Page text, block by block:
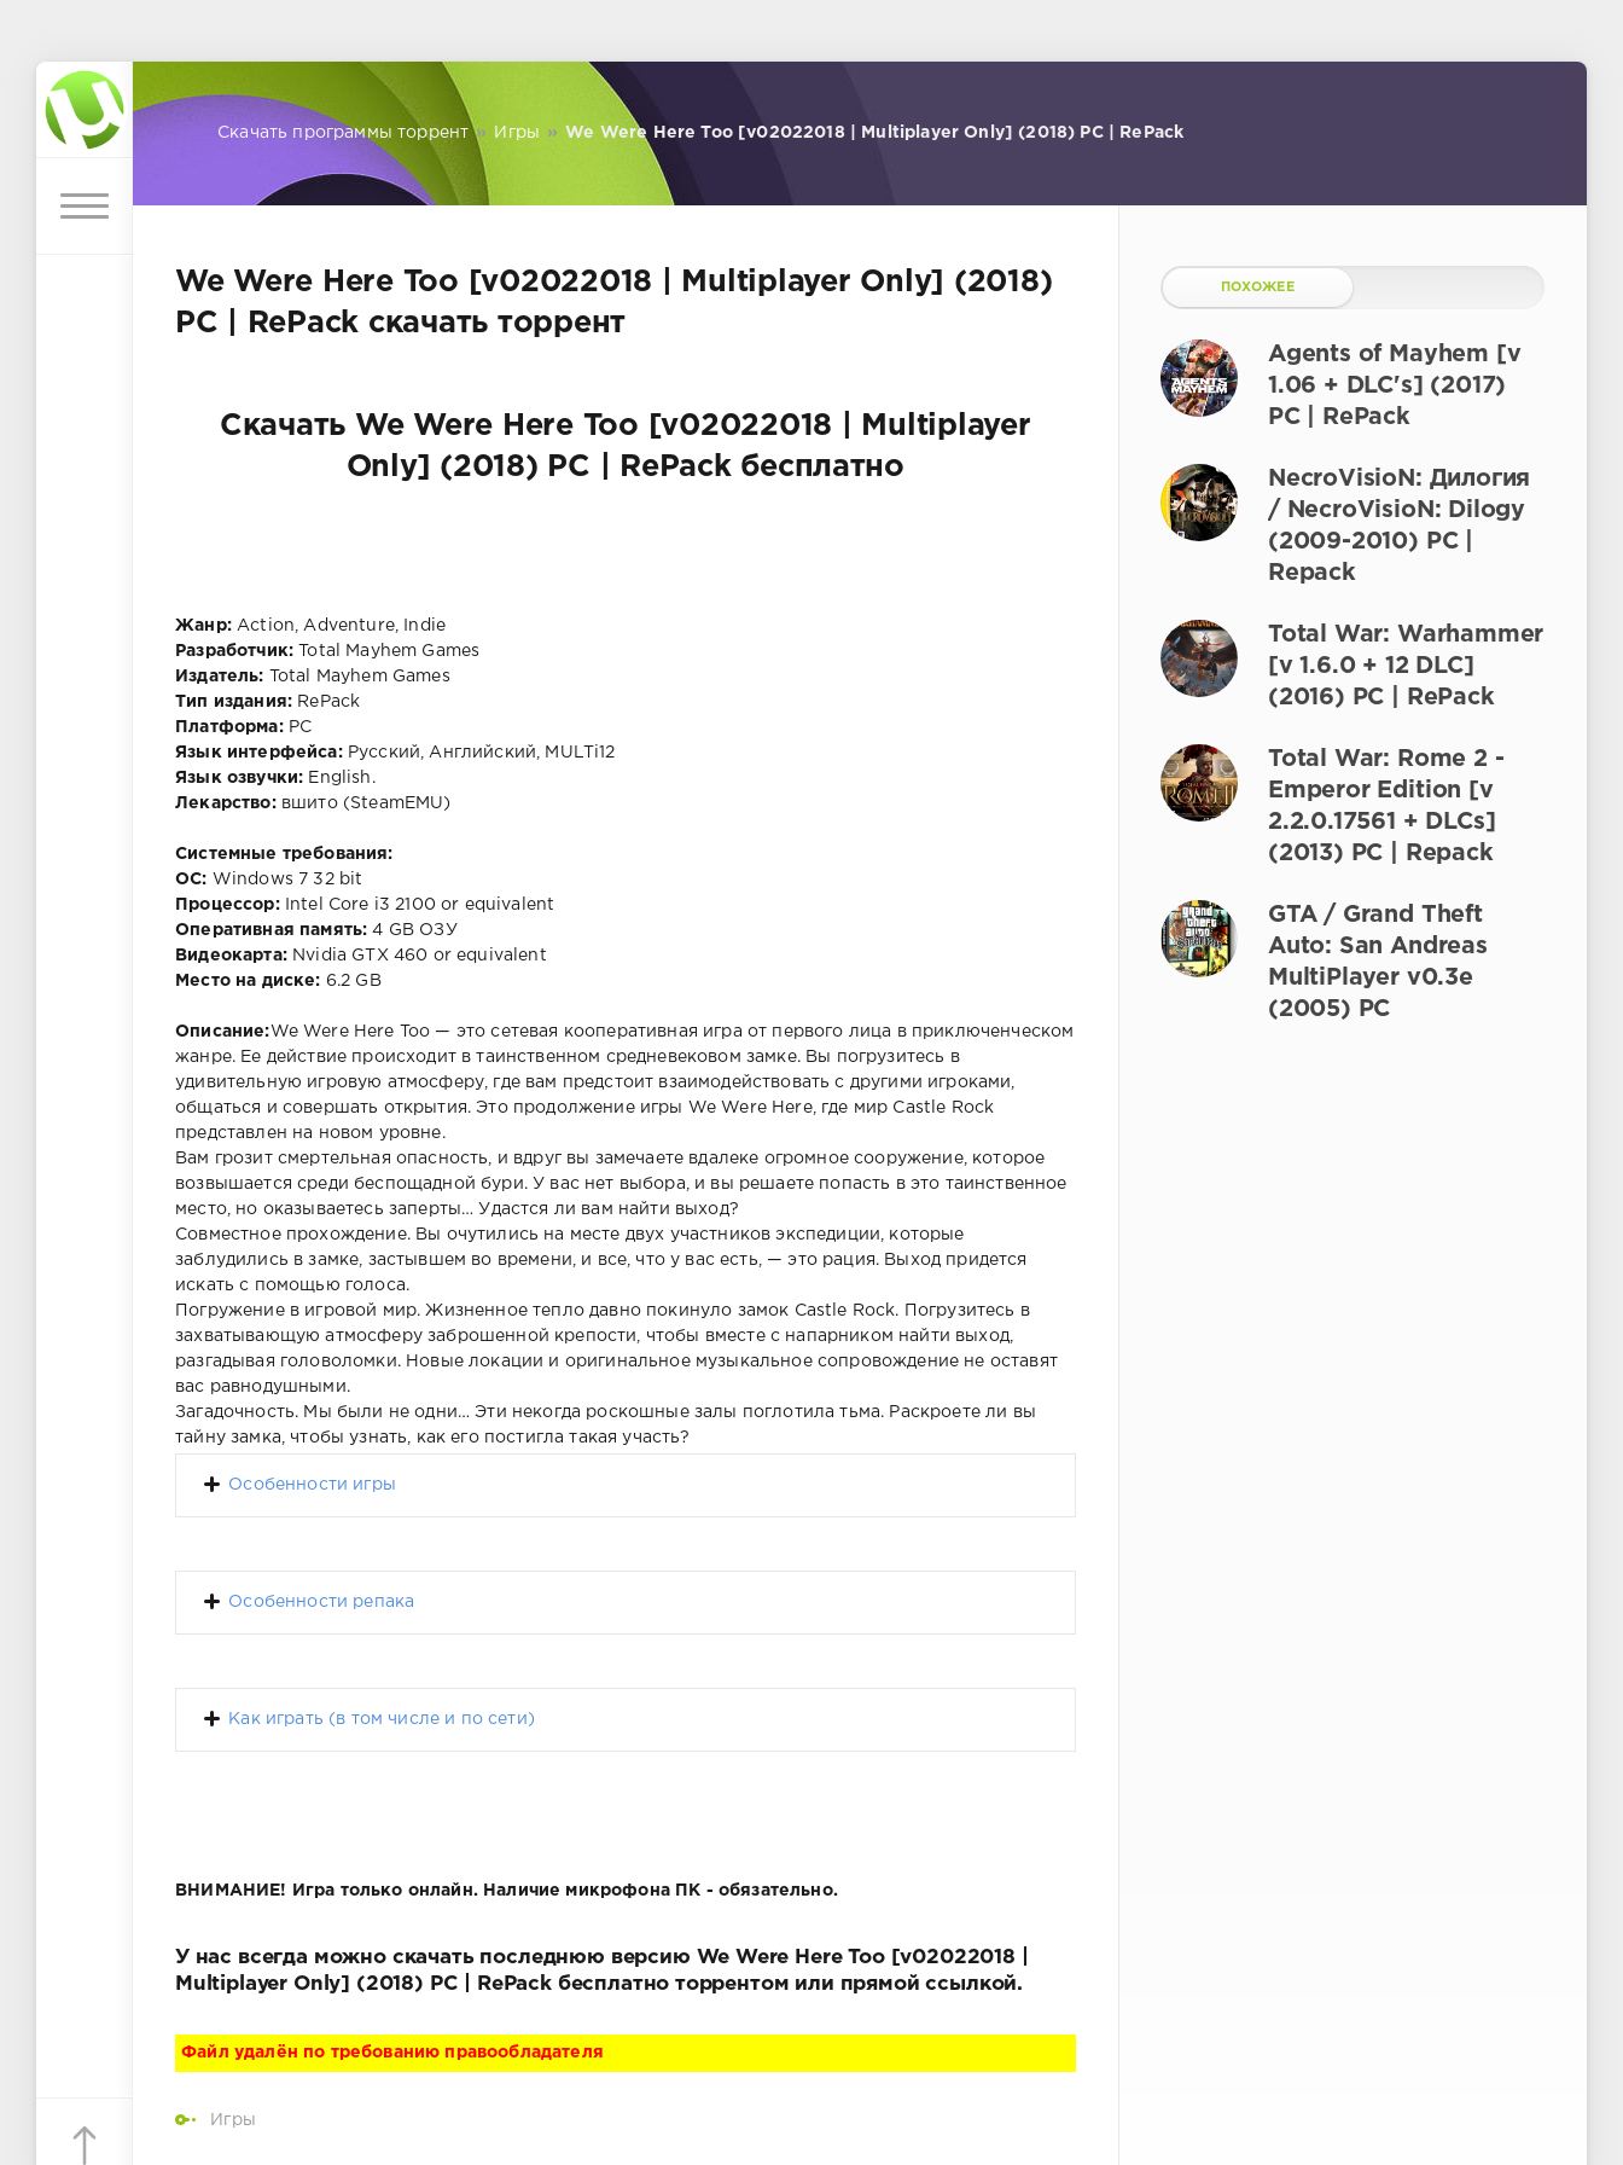
Скачать программы торрент » Игры » We Were Here Too [v02022018 | Multiplayer Only] (2018) PC | RePack
We Were Here Too [v02022018 | Multiplayer Only] (2018)
PC | RePack скачать торрент
Скачать We Were Here Too [v02022018 | Multiplayer
Only] (2018) PC | RePack бесплатно
Жанр:Action, Adventure, Indie
Разработчик: Total Mayhem Games
Издатель: Total Mayhem Games
Тип издания: RePack
Платформа:PC
Язык интерфейса:Русский, Английский, MULTi12
Язык озвучки: English.
Лекарство:вшито (SteamEMU)
Cистемные требования:
ОС: Windows 7 32 bit
Процессор:
Intel Core i3 2100 or equivalent
Оперативная память:4 GB ОЗУ
Видеокарта:Nvidia GTX 460 or equivalent
Место на диске: 6.2 GB
Описание:We Were Here Too — это сетевая кооперативная игра от первого лица в приключенческом
жанре. Ее действие происходит в таинственном средневековом замке. Вы погрузитесь в
удивительную игровую атмосферу, где вам предстоит взаимодействовать с другими игроками,
общаться и совершать открытия. Это продолжение игры We Were Here, где мир Castle Rock
представлен на новом уровне.
Вам грозит смертельная опасность, и вдруг вы замечаете вдалеке огромное сооружение, которое
возвышается среди беспощадной бури. У вас нет выбора, и вы решаете попасть в это таинственное
место, но оказываетесь заперты… Удастся ли вам найти выход?
Совместное прохождение. Вы очутились на месте двух участников экспедиции, которые
заблудились в замке, застывшем во времени, и все, что у вас есть, — это рация. Выход придется
искать с помощью голоса.
Погружение в игровой мир. Жизненное тепло давно покинуло замок Castle Rock. Погрузитесь в
захватывающую атмосферу заброшенной крепости, чтобы вместе с напарником найти выход,
разгадывая головоломки. Новые локации и оригинальное музыкальное сопровождение не оставят
вас равнодушными.
Загадочность. Мы были не одни… Эти некогда роскошные залы поглотила тьма. Раскроете ли вы
тайну замка, чтобы узнать, как его постигла такая участь?
Особенности игры
Особенности репака
Как играть (в том числе и по сети)
ВНИМАНИЕ! Игра только онлайн. Наличие микрофона ПК - обязательно.
У нас всегда можно скачать последнюю версию We Were Here Too [v02022018 |
Multiplayer Only] (2018) PC | RePack бесплатно торрентом или прямой ссылкой.
Файл удалён по требованию правообладателя
Игры
ПОХОЖЕЕ
Agents of Mayhem [v
1.06 + DLC's] (2017)
PC | RePack
NecroVisioN: Дилогия
/ NecroVisioN: Dilogy
(2009-2010) PC |
Repack
Total War: Warhammer
[v 1.6.0 + 12 DLC]
(2016) PC | RePack
Total War: Rome 2 -
Emperor Edition [v
2.2.0.17561 + DLCs]
(2013) PC | Repack
GTA / Grand Theft
Auto: San Andreas
MultiPlayer v0.3e
(2005) PC